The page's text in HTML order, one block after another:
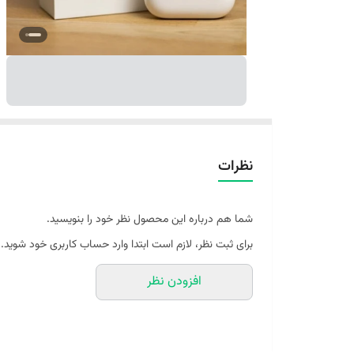
نظرات
شما هم درباره این محصول نظر خود را بنویسید.
برای ثبت نظر، لازم است ابتدا وارد حساب کاربری خود شوید.
افزودن نظر